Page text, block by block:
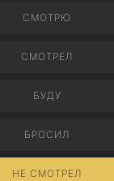
СМОТРЮ
СМОТРЕЛ
БУДУ
БРОСИЛ
НЕ СМОТРЕЛ